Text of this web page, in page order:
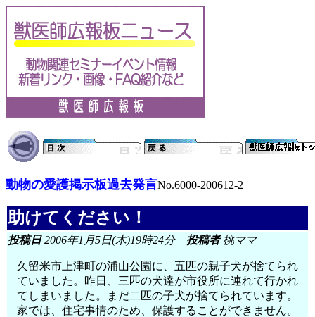
動物の愛護掲示板過去発言No.6000-200612-2
助けてください！
投稿日2006年1月5日(木)19時24分 投稿者桃ママ
久留米市上津町の浦山公園に、五匹の親子犬が捨てられ
ていました。昨日、三匹の犬達が市役所に連れて行かれ
てしまいました。まだ二匹の子犬が捨てられています。
家では、住宅事情のため、保護することができません。